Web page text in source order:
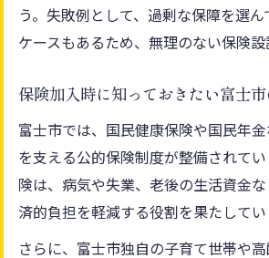
う。失敗例として、過剰な保障を選
ケースもあるため、無理のない保険設
保険加入時に知っておきたい富士
富士市では、国民健康保険や国民年
を支える公的保険制度が整備されて
険は、病気や失業、老後の生活資金
済的負担を軽減する役割を果たしてい
さらに、富士市独自の子育て世帯や